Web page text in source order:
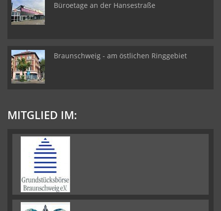
Büroetage an der Hansestraße
Braunschweig - am östlichen Ringgebiet
MITGLIED IM: